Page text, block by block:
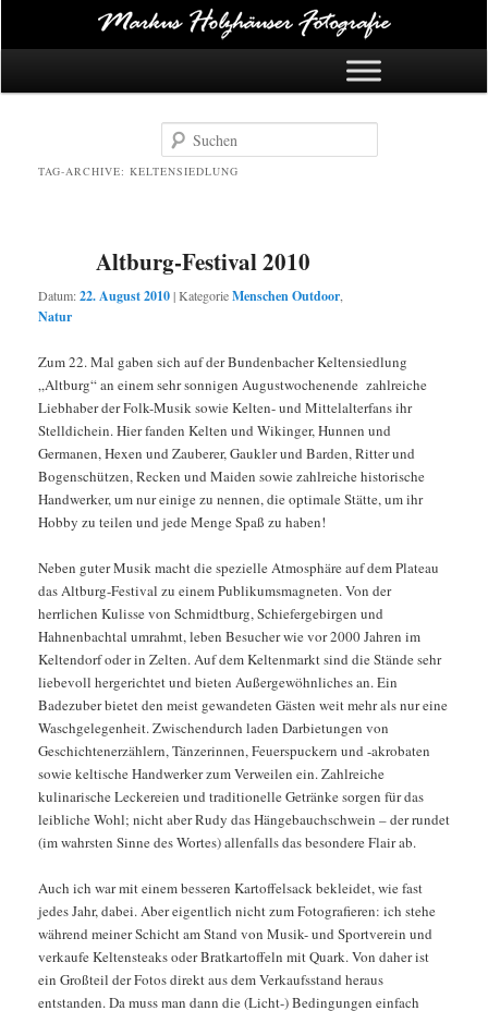
Suchen
TAG-ARCHIVE: KELTENSIEDLUNG
Altburg-Festival 2010
Datum:22. August 2010|KategorieMenschen Outdoor,
Natur
Zum 22. Mal gaben sich auf der Bundenbacher Keltensiedlung
„Altburg“ an einem sehr sonnigen Augustwochenende zahlreiche
Liebhaber der Folk-Musik sowie Kelten- und Mittelalterfans ihr
Stelldichein. Hier fanden Kelten und Wikinger, Hunnen und
Germanen, Hexen und Zauberer, Gaukler und Barden, Ritter und
Bogenschützen, Recken und Maiden sowie zahlreiche historische
Handwerker, um nur einige zu nennen, die optimale Stätte, um ihr
Hobby zu teilen und jede Menge Spaß zu haben!
Neben guter Musik macht die spezielle Atmosphäre auf dem Plateau
das Altburg-Festival zu einem Publikumsmagneten. Von der
herrlichen Kulisse von Schmidtburg, Schiefergebirgen und
Hahnenbachtal umrahmt, leben Besucher wie vor 2000 Jahren im
Keltendorf oder in Zelten. Auf dem Keltenmarkt sind die Stände sehr
liebevoll hergerichtet und bieten Außergewöhnliches an. Ein
Badezuber bietet den meist gewandeten Gästen weit mehr als nur eine
Waschgelegenheit. Zwischendurch laden Darbietungen von
Geschichtenerzählern, Tänzerinnen, Feuerspuckern und -akrobaten
sowie keltische Handwerker zum Verweilen ein. Zahlreiche
kulinarische Leckereien und traditionelle Getränke sorgen für das
leibliche Wohl; nicht aber Rudy das Hängebauchschwein – der rundet
(im wahrsten Sinne des Wortes) allenfalls das besondere Flair ab.
Auch ich war mit einem besseren Kartoffelsack bekleidet, wie fast
jedes Jahr, dabei. Aber eigentlich nicht zum Fotografieren: ich stehe
während meiner Schicht am Stand von Musik- und Sportverein und
verkaufe Keltensteaks oder Bratkartoffeln mit Quark. Von daher ist
ein Großteil der Fotos direkt aus dem Verkaufsstand heraus
entstanden. Da muss man dann die (Licht-) Bedingungen einfach